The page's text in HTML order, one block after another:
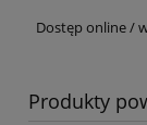
Dostęp online /
Produkty